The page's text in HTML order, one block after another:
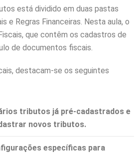
está dividido em duas pastas
e Regras Financeiras. Nesta aula, o
que contêm os cadastros de
de documentos fiscais.
destacam-se os seguintes
tributos já pré-cadastrados e
novos tributos.
específicas para